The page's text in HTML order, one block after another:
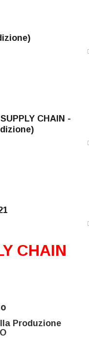
CHAIN -
CHAIN
Produzione